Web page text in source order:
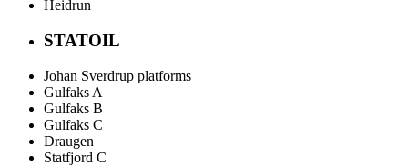
Heidrun
STATOIL
Johan Sverdrup platforms
Gulfaks A
Gulfaks B
Gulfaks C
Draugen
Statfjord C